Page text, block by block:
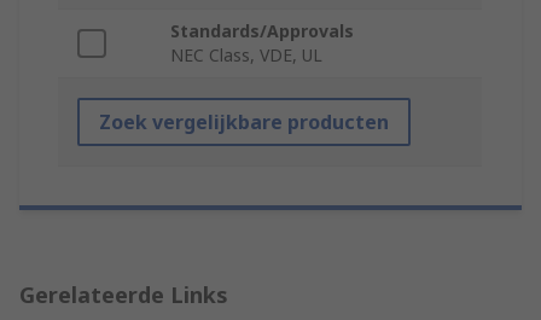
Standards/Approvals
NEC Class, VDE, UL
Zoek vergelijkbare producten
Gerelateerde Links